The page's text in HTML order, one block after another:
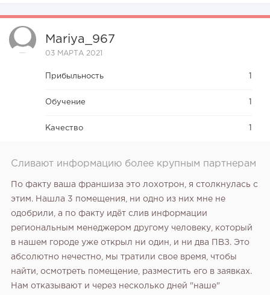
Mariya_967
03 МАРТА 2021
Прибыльность
Обучение
Качество
Сливают информацию более крупным партнерам
По факту ваша франшиза это лохотрон, я столкнулась с
этим. Нашла 3 помещения, ни одно из них мне не
одобрили, а по факту идёт слив информации
региональным менеджером другому человеку, который
в нашем городе уже открыл ни один, и ни два ПВЗ. Это
абсолютно нечестно, мы тратили свое время, чтобы
найти, осмотреть помещение, разместить его в заявках.
Нам отказывают и через несколько дней "наше"